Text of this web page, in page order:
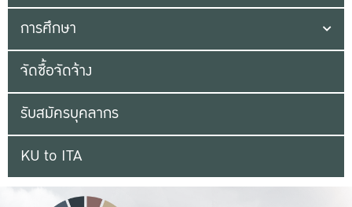
การศึกษา
จัดซื้อจัดจ้าง
รับสมัครบุคลากร
KU to ITA